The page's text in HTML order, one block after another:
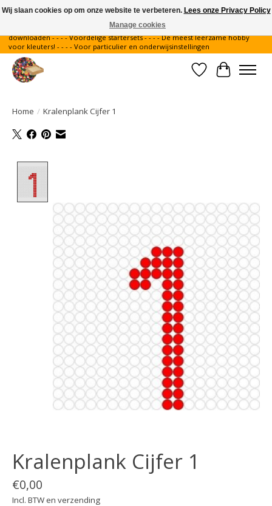
Gratis verzending binnen Nederland - - - - Legvoorbeelden gratis te
downloaden - - - - Voordelige startersets - - - - De meest leerzame hobby
voor kleuters! - - - - Voor particulier en onderwijsinstellingen
Verlanglijst
Home / Kralenplank Cijfer 1
Kralenplank Cijfer 1
€0,00
Incl. BTW en verzending
Wij slaan cookies op om onze website te verbeteren. Lees onze Privacy Policy
Manage cookies